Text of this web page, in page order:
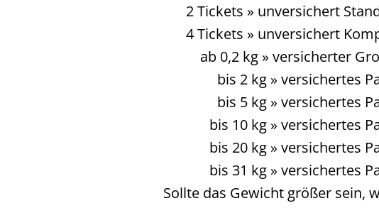
2 Tickets » unversichert
4 Tickets » unversichert
ab 0,2 kg » versicherter
bis 2 kg » versichertes
bis 5 kg » versichertes
bis 10 kg » versichertes
bis 20 kg » versichertes
bis 31 kg » versichertes
Sollte das Gewicht größer sein,